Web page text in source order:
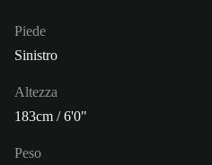
Piede
Sinistro
Altezza
183cm / 6'0"
Peso